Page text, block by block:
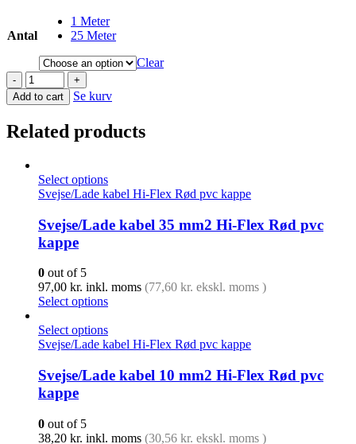
Antal
1 Meter
25 Meter
Clear
-
+
Add to cart
Se kurv
Related products
Select options
Svejse/Lade kabel Hi-Flex Rød pvc kappe
Svejse/Lade kabel 35 mm2 Hi-Flex Rød pvc
kappe
0 out of 5
97,00 kr. inkl. moms (77,60 kr. ekskl. moms )
Select options
Select options
Svejse/Lade kabel Hi-Flex Rød pvc kappe
Svejse/Lade kabel 10 mm2 Hi-Flex Rød pvc
kappe
0 out of 5
38,20 kr. inkl. moms (30,56 kr. ekskl. moms )